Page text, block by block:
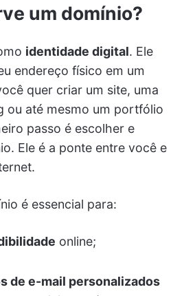
um domínio?
identidade digital. Ele
endereço físico em um
quer criar um site, uma
ou até mesmo um portfólio
passo é escolher e
Ele é a ponte entre você e
é essencial para:
online;
de e-mail personalizados